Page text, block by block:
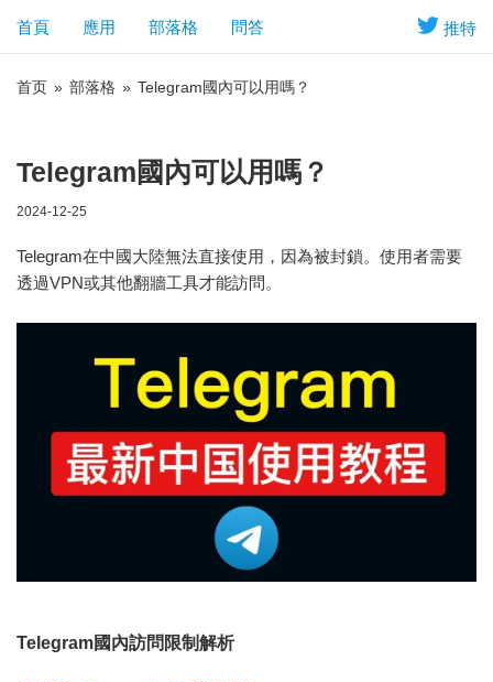
推特
首頁 應用 部落格 問答
首页 » 部落格 » Telegram國內可以用嗎？
Telegram國內可以用嗎？
2024-12-25
Telegram在中國大陸無法直接使用，因為被封鎖。使用者需要
透過VPN或其他翻牆工具才能訪問。
Telegram國內訪問限制解析